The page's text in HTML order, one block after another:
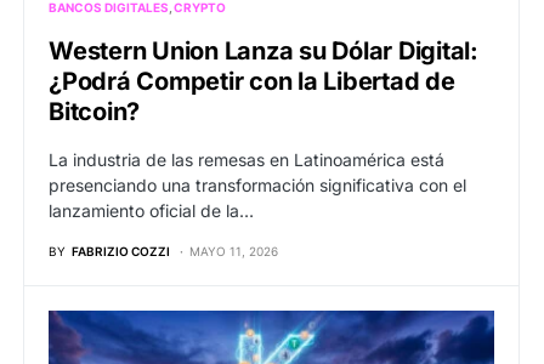
BANCOS DIGITALES CRYPTO
Western Union Lanza su Dólar Digital:
¿Podrá Competir con la Libertad de
Bitcoin?
La industria de las remesas en Latinoamérica está
presenciando una transformación significativa con el
lanzamiento oficial de la…
BY FABRIZIO COZZI MAYO 11, 2026